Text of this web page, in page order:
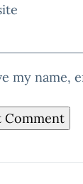
my name,